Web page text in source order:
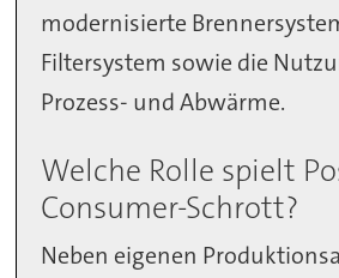
modernisierte
Filtersystem sowie die
Prozess- und Abwärme.
Welche Rolle spielt
Consumer-Schrott?
Neben eigenen